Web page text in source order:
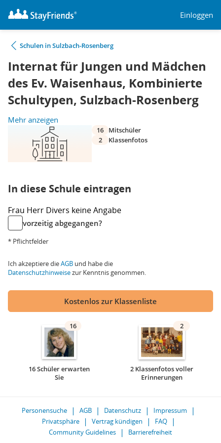
Einloggen
Schulen in Sulzbach-Rosenberg
Internat für Jungen und Mädchen
des Ev. Waisenhaus, Kombinierte
Schultypen, Sulzbach-Rosenberg
Mehr anzeigen
16
Mitschüler
2
Klassenfotos
In diese Schule eintragen
Frau Herr Divers keine Angabe
vorzeitig abgegangen?
* Pflichtfelder
Ich akzeptiere dieAGB und habe die
Datenschutzhinweisezur Kenntnis genommen.
Kostenlos zur Klassenliste
16
16 Schüler erwarten
Sie
2
2 Klassenfotos voller
Erinnerungen
Personensuche AGB Datenschutz
Impressum
Privatsphäre
Vertrag kündigen
FAQ
Community Guidelines
Barrierefreiheit